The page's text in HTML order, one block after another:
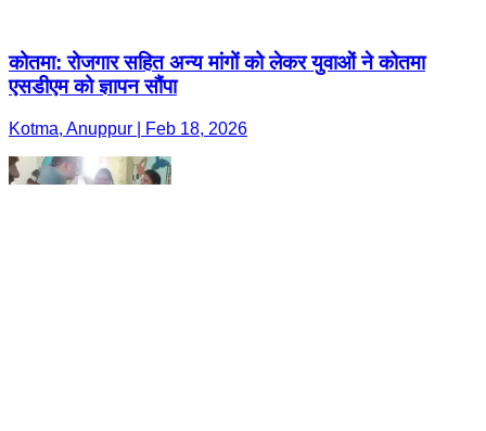
कोतमा: रोजगार सहित अन्य मांगों को लेकर युवाओं ने कोतमा
एसडीएम को ज्ञापन सौंपा
Kotma, Anuppur | Feb 18, 2026